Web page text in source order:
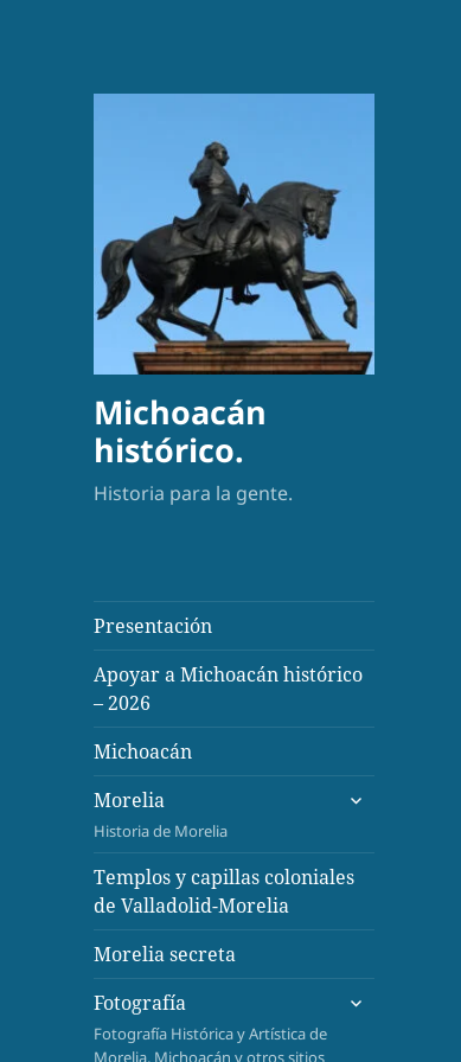
Michoacán
histórico.
Historia para la gente.
Presentación
Apoyar a Michoacán histórico
– 2026
Michoacán
Morelia
Historia de Morelia
expande
inferior
Templos y capillas coloniales
de Valladolid-Morelia
Morelia secreta
Fotografía
Fotografía Histórica y Artística de
Morelia, Michoacán y otros sitios
expande